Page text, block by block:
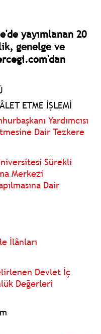
yayımlanan 20
genelge ve
ETME İŞLEMİ
Yardımcısı
Dair Tezkere
Sürekli
Merkezi
Dair
İlânları
Devlet İç
Değerleri